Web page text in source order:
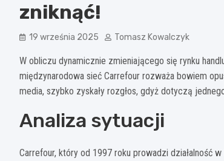
zniknąć!
19 września 2025 Tomasz Kowalczyk
W obliczu dynamicznie zmieniającego się rynku
międzynarodowa sieć Carrefour rozważa bowiem
media, szybko zyskały rozgłos, gdyż dotyczą
Analiza sytuacji
Carrefour, który od 1997 roku prowadzi działalność